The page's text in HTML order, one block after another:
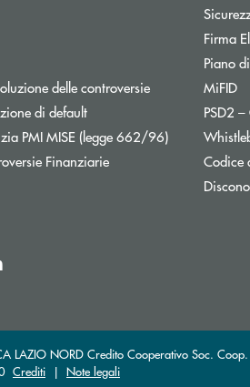
delle controversie
di default
PMI MISE (legge 662/96)Apre una
FinanziarieApre una nuova finestra
Firma
Piano
MiFID
PSD2
Codice
LAZIO NORD Credito Cooperativo Soc. Coop.
Crediti | Note legali